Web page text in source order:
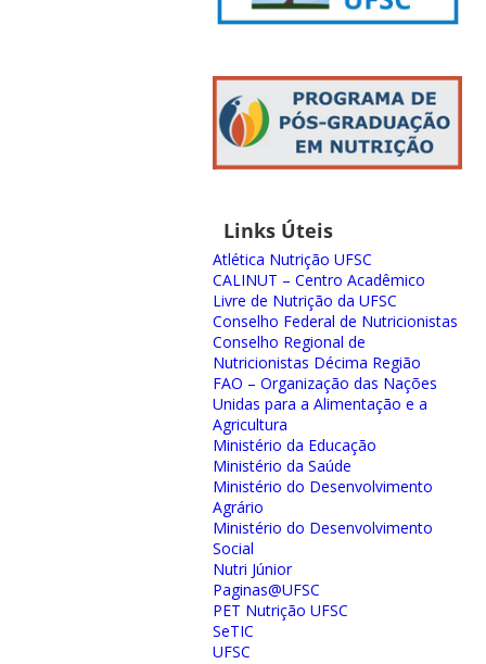
Links Úteis
Atlética Nutrição UFSC
CALINUT – Centro Acadêmico
Livre de Nutrição da UFSC
Conselho Federal de Nutricionistas
Conselho Regional de
Nutricionistas Décima Região
FAO – Organização das Nações
Unidas para a Alimentação e a
Agricultura
Ministério da Educação
Ministério da Saúde
Ministério do Desenvolvimento
Agrário
Ministério do Desenvolvimento
Social
Nutri Júnior
Paginas@UFSC
PET Nutrição UFSC
SeTIC
UFSC